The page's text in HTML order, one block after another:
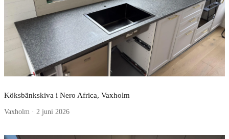
Köksbänkskiva i Nero Africa, Vaxholm
Vaxholm · 2 juni 2026